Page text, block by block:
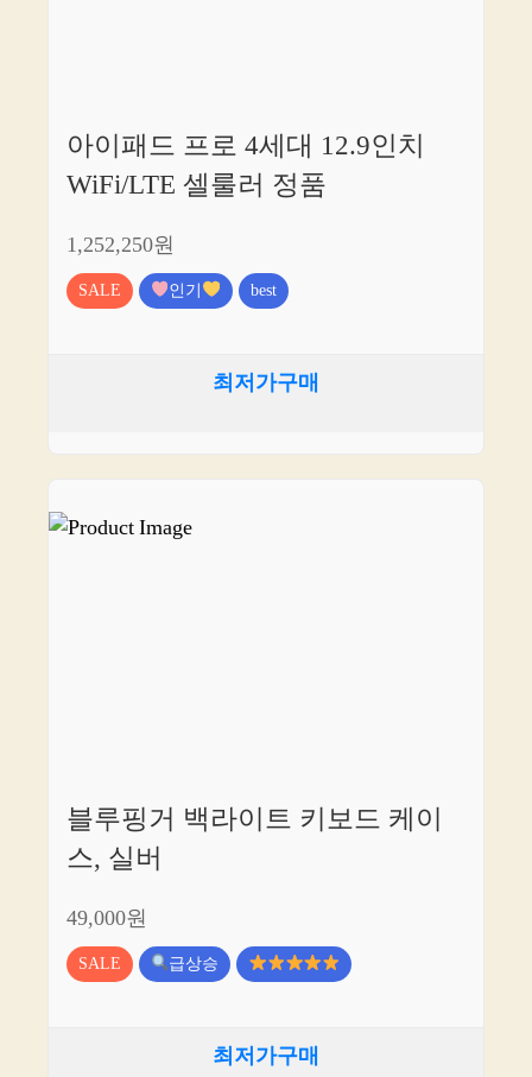
아이패드 프로 4세대 12.9인치
WiFi/LTE 셀룰러 정품
1,252,250원
SALE 인기 best
최저가구매
블루핑거 백라이트 키보드 케이
스, 실버
49,000원
SALE 급상승
최저가구매